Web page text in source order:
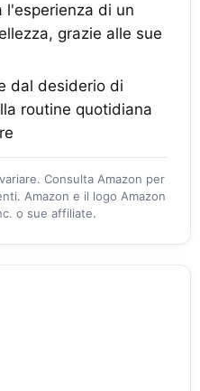
l'esperienza di un
grazie alle sue
dal desiderio di
routine quotidiana
Consulta Amazon per
Amazon e il logo Amazon
o sue affiliate.